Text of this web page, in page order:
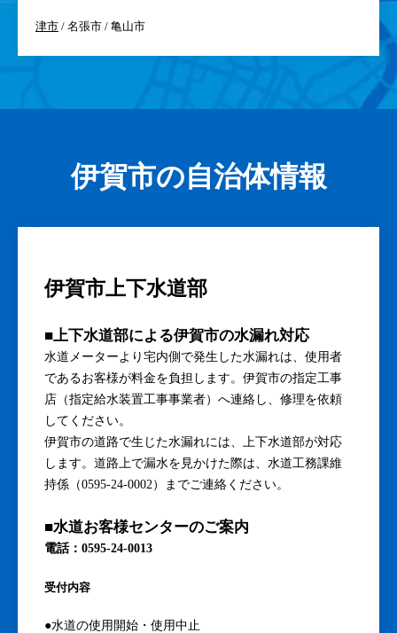
津市 / 名張市 / 亀山市
伊賀市の自治体情報
伊賀市上下水道部
■上下水道部による伊賀市の水漏れ対応
水道メーターより宅内側で発生した水漏れは、使用者
であるお客様が料金を負担します。伊賀市の指定工事
店（指定給水装置工事事業者）へ連絡し、修理を依頼
してください。
伊賀市の道路で生じた水漏れには、上下水道部が対応
します。道路上で漏水を見かけた際は、水道工務課維
持係（0595-24-0002）までご連絡ください。
■水道お客様センターのご案内
電話：0595-24-0013
受付内容
●水道の使用開始・使用中止